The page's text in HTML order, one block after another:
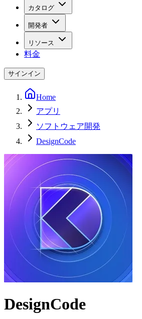
カタログ
開発者
リソース
料金
サインイン
Home
アプリ
ソフトウェア開発
DesignCode
DesignCode